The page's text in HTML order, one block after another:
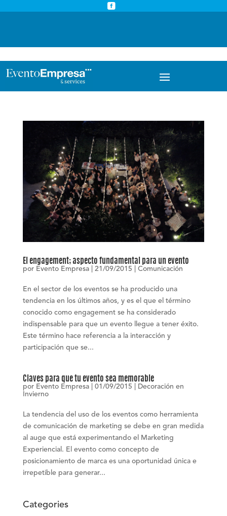

El engagement; aspecto fundamental para un evento
por Evento Empresa| 21/09/2015 Comunicación
En el sector de los eventos se ha producido una
tendencia en los últimos años, y es el que el término
conocido como engagement se ha considerado
indispensable para que un evento llegue a tener éxito.
Este término hace referencia a la interacción y
participación que se...
Claves para que tu evento sea memorable
por Evento Empresa| 01/09/2015
Decoración en
Invierno
La tendencia del uso de los eventos como herramienta
de comunicación de marketing se debe en gran medida
al auge que está experimentando el Marketing
Experiencial. El evento como concepto de
posicionamiento de marca es una oportunidad única e
irrepetible para generar...
Categories